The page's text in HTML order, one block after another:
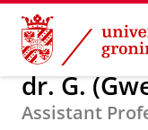
Skip
Content
Skip
Navigation
About us
dr. G.
Assistant